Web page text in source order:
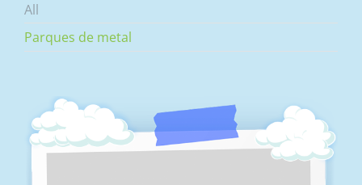
All
Parques de metal